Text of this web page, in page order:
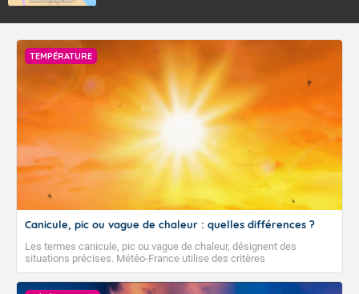
TEMPÉRATURE
Canicule, pic ou vague de chaleur : quelles différences ?
Les termes canicule, pic ou vague de chaleur, désignent des
situations précises. Météo-France utilise des critères
climatologiques pour évaluer et qualifier les épisodes de chaleur qui
peuvent avoir des impacts sanitaires et socio-économiques